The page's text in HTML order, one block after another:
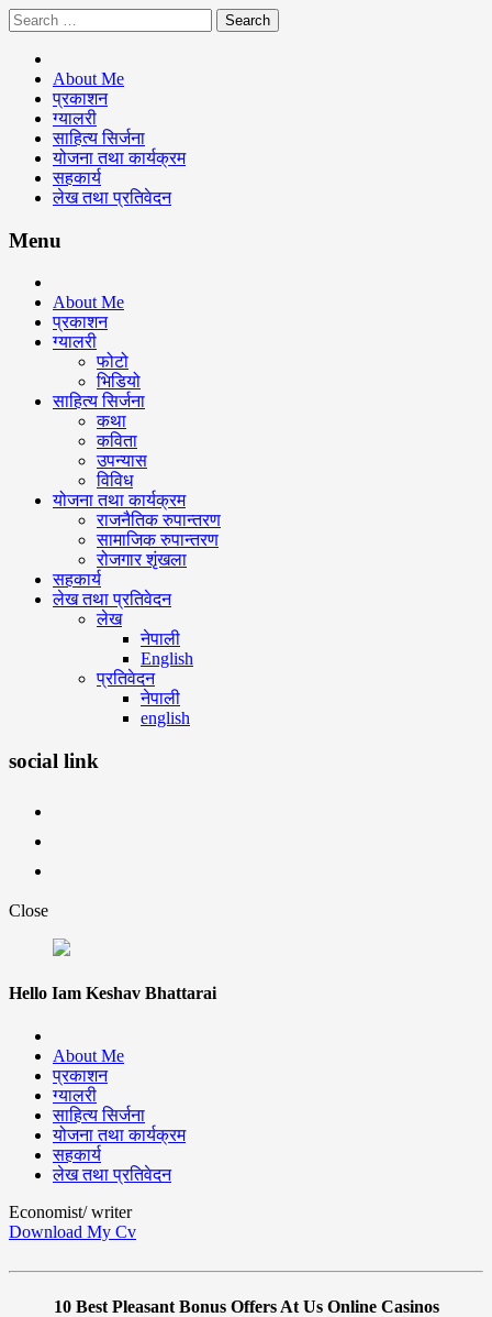
Skip
to
content
Search
for:
About Me
प्रकाशन
ग्यालरी
साहित्य सिर्जना
योजना तथा कार्यक्रम
सहकार्य
लेख तथा प्रतिवेदन
Menu
About Me
प्रकाशन
ग्यालरी
फोटो
भिडियो
साहित्य सिर्जना
कथा
कविता
उपन्यास
विविध
योजना तथा कार्यक्रम
राजनैतिक रुपान्तरण
सामाजिक रुपान्तरण
रोजगार शृंखला
सहकार्य
लेख तथा प्रतिवेदन
लेख
नेपाली
English
प्रतिवेदन
नेपाली
english
social link
Close
Hello Iam Keshav Bhattarai
About Me
प्रकाशन
ग्यालरी
साहित्य सिर्जना
योजना तथा कार्यक्रम
सहकार्य
लेख तथा प्रतिवेदन
Economist/ writer
Download My Cv
10 Best Pleasant Bonus Offers At Us Online Casinos